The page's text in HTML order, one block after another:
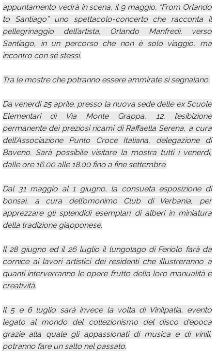
appuntamento vedrà in scena, il 9 maggio, “From Orlando
to Santiago” uno spettacolo-concerto che racconta il
pellegrinaggio dell’artista, Orlando Manfredi, verso
Santiago, in un percorso che non è solo viaggio, ma
incontro con sé stessi.
Tra le mostre che potranno essere ammirate si segnalano:
Da venerdì 25 aprile, presso la nuova sede delle ex Scuole
Elementari di Via Monte Grappa, 12, l’esibizione
permanente dei preziosi ricami di Raffaella Serena, a cura
dell’Associazione Punto Croce Italiana, delegazione di
Baveno. Sarà possibile visitare la mostra tutti i venerdì,
dalle ore 16.00 alle 18.00 fino a fine settembre.
Dal 31 maggio al 1 giugno, la consueta esposizione di
bonsai, a cura dell’omonimo Club di Verbania, per
apprezzare gli splendidi esemplari di alberi in miniatura
della tradizione giapponese.
Il 28 giugno ed il 26 luglio il lungolago di Feriolo farà da
cornice ai lavori artistici dei residenti che illustreranno a
quanti interverranno le opere frutto della loro manualità e
creatività.
Il 5 e 6 luglio sarà invece la volta di Vinilpatia, evento
legato al mondo del collezionismo del disco d'epoca
grazie alla quale gli appassionati di musica e di vinili,
potranno fare un salto nel passato.